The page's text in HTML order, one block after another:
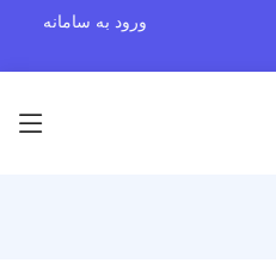
ورود به سامانه